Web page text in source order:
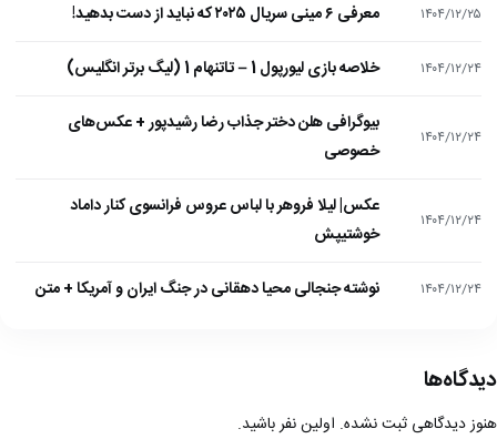
۱۴۰۴/۱۲/۲۵ معرفی ۶ مینی سریال ۲۰۲۵ که نباید از دست بدهید!
۱۴۰۴/۱۲/۲۴ خلاصه بازی لیورپول 1 – تاتنهام 1 (لیگ برتر انگلیس)
۱۴۰۴/۱۲/۲۴
بیوگرافی هلن دختر جذاب رضا رشیدپور + عکس‌های
خصوصی
۱۴۰۴/۱۲/۲۴
عکس| لیلا فروهر با لباس عروس فرانسوی کنار داماد
خوشتیپش
۱۴۰۴/۱۲/۲۴ نوشته جنجالی محیا دهقانی در جنگ ایران و آمریکا + متن
دیدگاه‌ها
هنوز دیدگاهی ثبت نشده. اولین نفر باشید.